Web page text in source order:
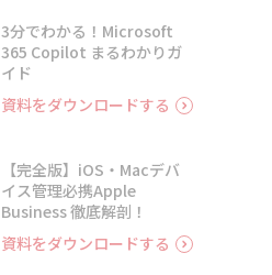
3分でわかる！Microsoft
365 Copilot まるわかりガ
イド
資料をダウンロードする
【完全版】iOS・Macデバ
イス管理必携Apple
Business 徹底解剖！
資料をダウンロードする